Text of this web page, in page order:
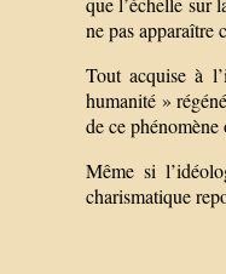
ne pas apparaître
Tout acquise à
humanité »
de ce
Même si
charismatique